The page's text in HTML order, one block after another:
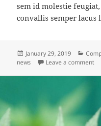
sem id molestie
convallis semper lacus
Posted
on
January 29, 2019
news
Leave a comment